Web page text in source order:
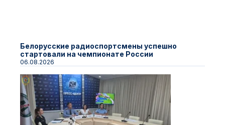
Белорусские радиоспортсмены успешно
стартовали на чемпионате России
06.08.2026